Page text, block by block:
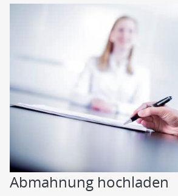
Abmahnung hochladen